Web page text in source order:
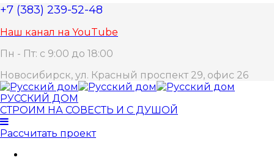
+7 (383) 239-52-48
Наш канал на YouTube
Пн - Пт: с 9:00 до 18:00
Новосибирск, ул. Красный проспект 29, офис 26
РУССКИЙ ДОМ
СТРОИМ НА СОВЕСТЬ И С ДУШОЙ
Рассчитать проект